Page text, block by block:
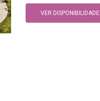
VER DISPONIBILIDADE